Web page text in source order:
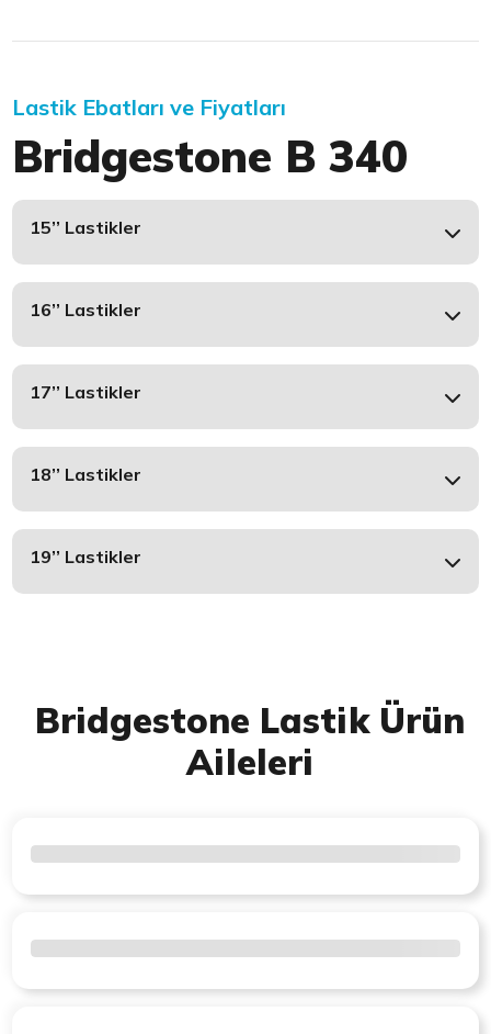
Lastik Ebatları ve Fiyatları
Bridgestone B 340
15’’ Lastikler
16’’ Lastikler
17’’ Lastikler
18’’ Lastikler
19’’ Lastikler
Bridgestone Lastik Ürün
Aileleri